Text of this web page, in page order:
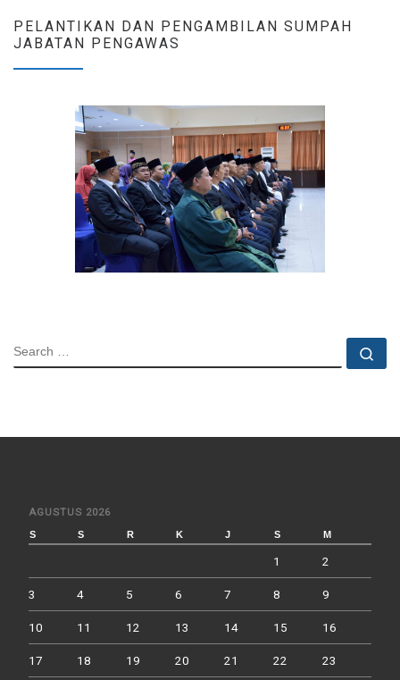
PELANTIKAN DAN PENGAMBILAN SUMPAH
JABATAN PENGAWAS
SEARCH
AGUSTUS 2026
S S R K J S M
1 2
3 4 5 6 7 8 9
10 11 12 13 14 15 16
17 18 19 20 21 22 23